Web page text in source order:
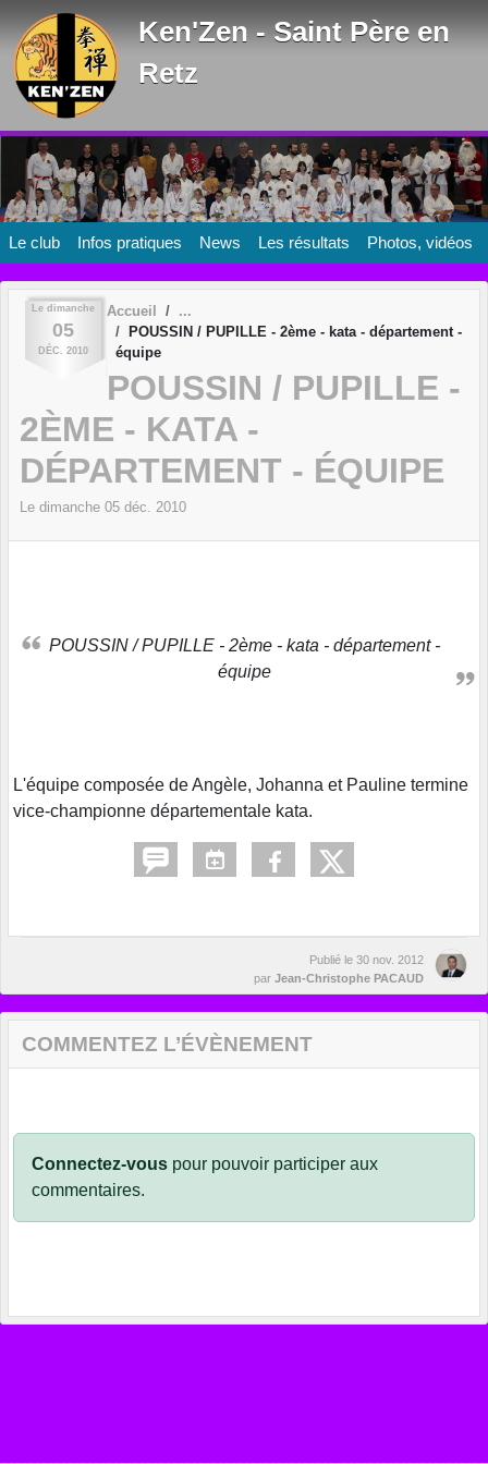
Ken'Zen - Saint Père en
Retz
Le club Infos pratiques News Les résultats Photos, vidéos
Le dimanche
05
DÉC. 2010
Accueil
POUSSIN / PUPILLE - 2ème - kata - département -
équipe
POUSSIN / PUPILLE -
2ÈME - KATA -
DÉPARTEMENT - ÉQUIPE
Le dimanche 05 déc. 2010
POUSSIN / PUPILLE - 2ème - kata - département -
équipe
L'équipe composée de Angèle, Johanna et Pauline termine
vice-championne départementale kata.
Publié le 30 nov. 2012
par Jean-Christophe PACAUD
COMMENTEZ L’ÉVÈNEMENT
Connectez-vous pour pouvoir participer aux
commentaires.
Panneau de gestion des cookies